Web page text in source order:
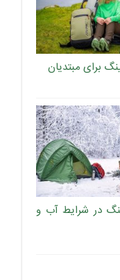
برای مبتدیان
در شرایط آب و